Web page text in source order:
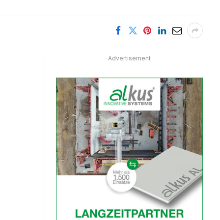
Advertisement